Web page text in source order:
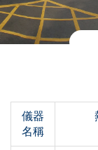
儀器
名稱